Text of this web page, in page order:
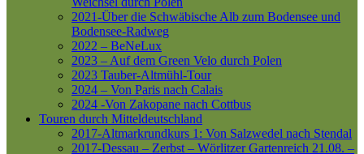
2021-Über die Schwäbische Alb zum Bodensee und
Bodensee-Radweg
2022 – BeNeLux
2023 – Auf dem Green Velo durch Polen
2023 Tauber-Altmühl-Tour
2024 – Von Paris nach Calais
2024 -Von Zakopane nach Cottbus
Touren durch Mitteldeutschland
2017-Altmarkrundkurs 1: Von Salzwedel nach Stendal
2017-Dessau – Zerbst – Wörlitzer Gartenreich 21.08. –